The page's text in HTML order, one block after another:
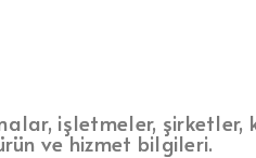
işletmeler, şirketler,
ve hizmet bilgileri.